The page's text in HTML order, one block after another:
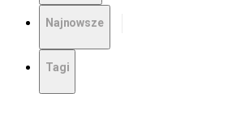
Najnowsze
Tagi